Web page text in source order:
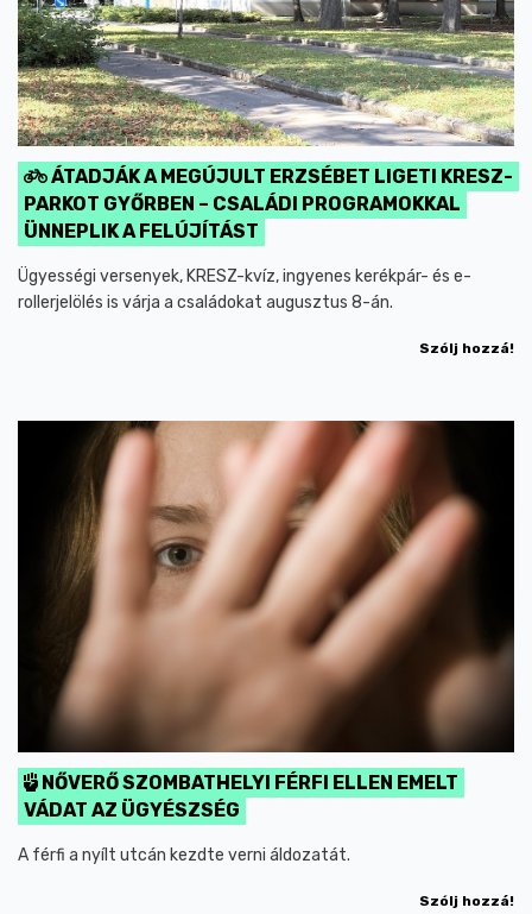
ÁTADJÁK A MEGÚJULT ERZSÉBET LIGETI KRESZ-
PARKOT GYŐRBEN – CSALÁDI PROGRAMOKKAL
ÜNNEPLIK A FELÚJÍTÁST
Ügyességi versenyek, KRESZ-kvíz, ingyenes kerékpár- és e-
rollerjelölés is várja a családokat augusztus 8-án.
Szólj hozzá!
NŐVERŐ SZOMBATHELYI FÉRFI ELLEN EMELT
VÁDAT AZ ÜGYÉSZSÉG
A férfi a nyílt utcán kezdte verni áldozatát.
Szólj hozzá!